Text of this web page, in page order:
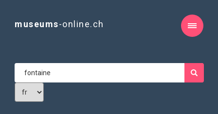
museums-online.ch